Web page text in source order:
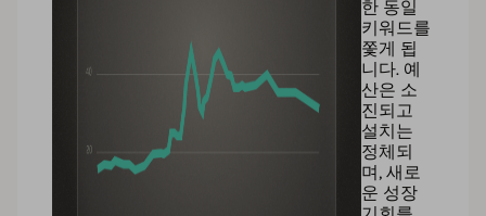
한 동일
키워드를
쫓게 됩
니다. 예
산은 소
진되고
설치는
정체되
며, 새로
운 성장